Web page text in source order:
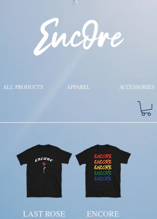
ALL PRODUCTS APPAREL ACCESSORIES
LAST ROSE
ENCORE